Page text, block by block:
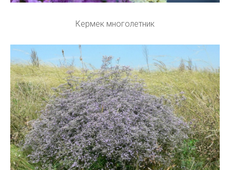
Кермек многолетник